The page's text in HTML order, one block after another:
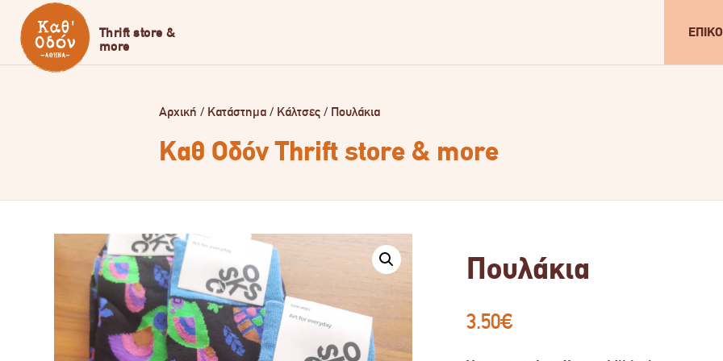
Αρχική / Κατάστημα / Κάλτσες / Πουλάκια
Καθ Οδόν Thrift store & more
Πουλάκια
3.50€